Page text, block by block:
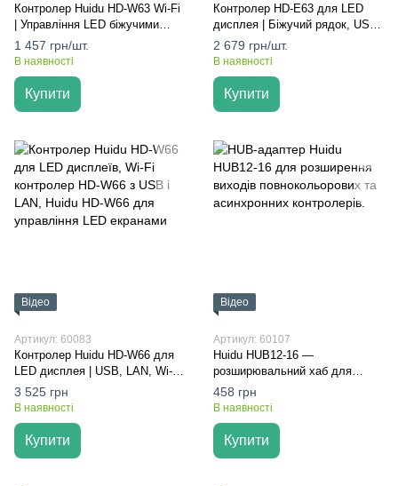
Контролер Huidu HD-W63 Wi-Fi
| Управління LED біжучими
рядками від Dvorik Led
1 457 грн/шт.
В наявності
Купити
Контролер HD-E63 для LED
дисплея | Біжучий рядок, USB і
LAN | Dvorik Led
2 679 грн/шт.
В наявності
Купити
Відео
Артикул: 60083
Контролер Huidu HD-W66 для
LED дисплея | USB, LAN, Wi-Fi
| Дворик Лед
3 525 грн
В наявності
Купити
Відео
Артикул: 60107
Huidu HUB12-16 —
розширювальний хаб для
світлодіодних контролерів |
Дворик Лед
458 грн
В наявності
Купити